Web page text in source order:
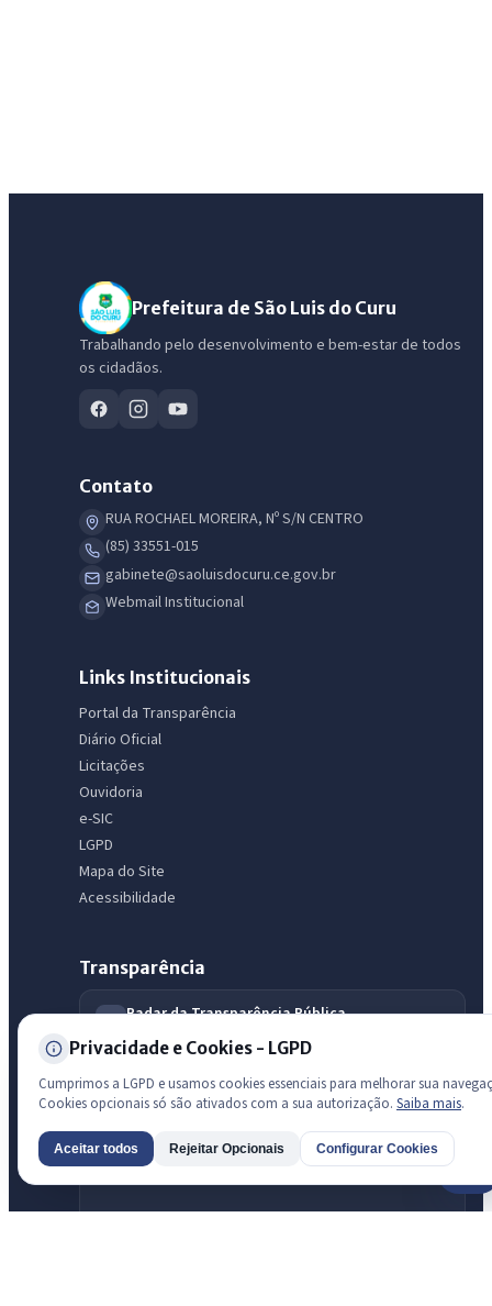
Prefeitura de São Luis do Curu
Trabalhando pelo desenvolvimento e bem-estar de todos
os cidadãos.
Contato
RUA ROCHAEL MOREIRA, Nº S/N CENTRO
(85) 33551-015
gabinete@saoluisdocuru.ce.gov.br
Webmail Institucional
Links Institucionais
Portal da Transparência
Diário Oficial
Licitações
Ouvidoria
e-SIC
LGPD
Mapa do Site
Acessibilidade
Transparência
Radar da Transparência Pública
Diagnóstico Atricon
Índice de transparência
Privacidade e Cookies - LGPD
Cumprimos a LGPD e usamos cookies essenciais para melhorar sua
Cookies opcionais só são ativados com a sua autorização. Saiba mais.
Aceitar todos Rejeitar Opcionais Configurar Cookies
IntGest AI
Assistente do Portal
Olá. Pergunte sobre serviços, notícias, legislação, Diário Oficial,
Licitações abertas